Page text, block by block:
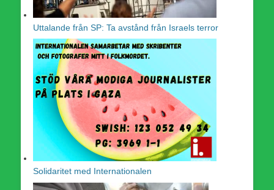
Uttalande från SP: Ta avstånd från Israels terror
Solidaritet med Internationalen